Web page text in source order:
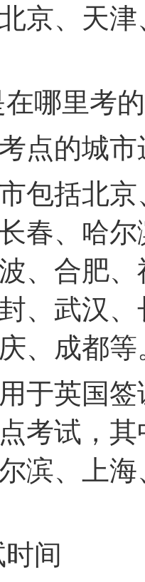
京、天
哪里考的
点的城
包括北
春、哈
、合肥
、武汉
、成都等
于英国
考试，
滨、上
间